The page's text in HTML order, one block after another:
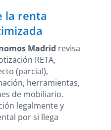
la renta
Madrid revisa
RETA,
(parcial),
herramientas,
de mobiliario.
legalmente y
por si llega